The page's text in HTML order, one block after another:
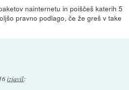
nainternetu in poiščeš katerih 5
pravno podlago, če že greš v take
izjavil: